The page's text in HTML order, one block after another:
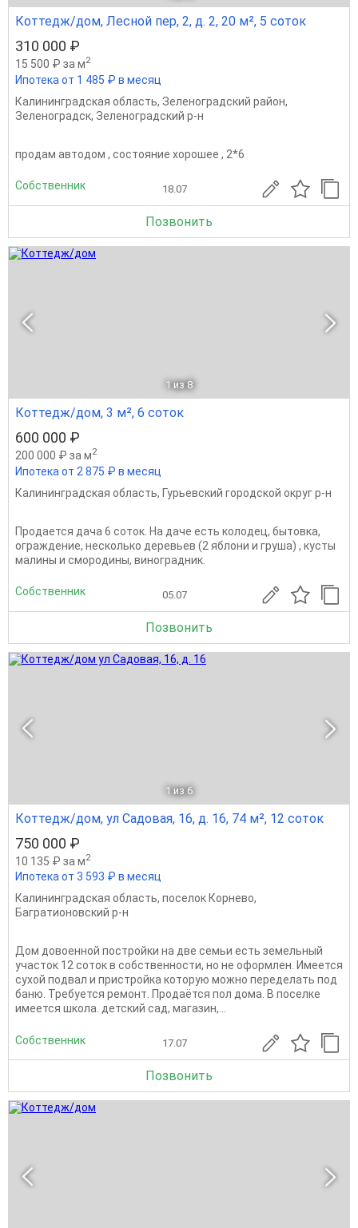
Коттедж/дом, Лесной пер, 2, д. 2, 20 м², 5 соток
310 000 ₽
15 500 ₽ за м2
Ипотека от 1 485 ₽ в месяц
Калининградская область, Зеленоградский район,
Зеленоградск, Зеленоградский р-н
продам автодом , состояние хорошее , 2*6
Собственник 18.07
Позвонить
1 из 8
Коттедж/дом, 3 м², 6 соток
600 000 ₽
200 000 ₽ за м2
Ипотека от 2 875 ₽ в месяц
Калининградская область, Гурьевский городской округ р-н
Продается дача 6 соток. На даче есть колодец, бытовка,
ограждение, несколько деревьев (2 яблони и груша) , кусты
малины и смородины, виноградник.
Собственник 05.07
Позвонить
1 из 6
Коттедж/дом, ул Садовая, 16, д. 16, 74 м², 12 соток
750 000 ₽
10 135 ₽ за м2
Ипотека от 3 593 ₽ в месяц
Калининградская область, поселок Корнево,
Багратионовский р-н
Дом довоенной постройки на две семьи есть земельный
участок 12 соток в собственности, но не оформлен. Имеется
сухой подвал и пристройка которую можно переделать под
баню. Требуется ремонт. Продаётся пол дома. В поселке
имеется школа. детский сад, магазин,...
Собственник 17.07
Позвонить